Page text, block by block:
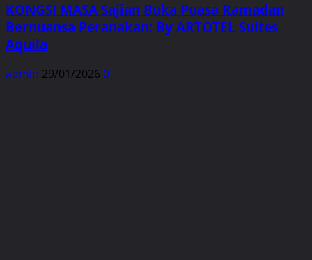
KONGSI MASA Sajian Buka Puasa Ramadan
Bernuansa Peranakan: By ARTOTEL Suites
Aquila
admin 29/01/2026 0